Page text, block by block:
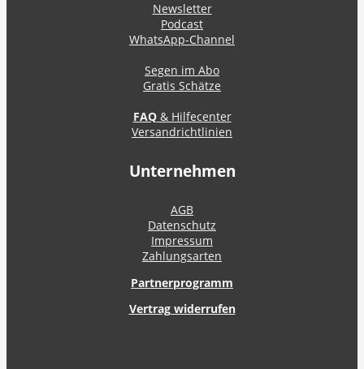
Newsletter
Podcast
WhatsApp-Channel
Segen im Abo
Gratis Schätze
FAQ& Hilfecenter
Versandrichtlinien
Unternehmen
AGB
Datenschutz
Impressum
Zahlungsarten
Partnerprogramm
Vertrag widerrufen